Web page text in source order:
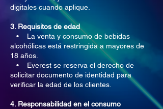
digitales cuando aplique.
3. Requisitos de edad
• La venta y consumo de bebidas
alcohólicas está restringida a mayores de
18 años.
• Everest se reserva el derecho de
solicitar documento de identidad para
verificar la edad de los clientes.
4. Responsabilidad en el consumo